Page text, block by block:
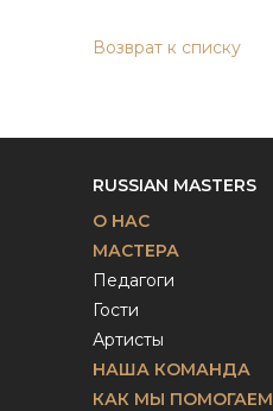
Возврат к списку
RUSSIAN MASTERS
О НАС
МАСТЕРА
Педагоги
Гости
Артисты
НАША КОМАНДА
КАК МЫ ПОМОГАЕМ